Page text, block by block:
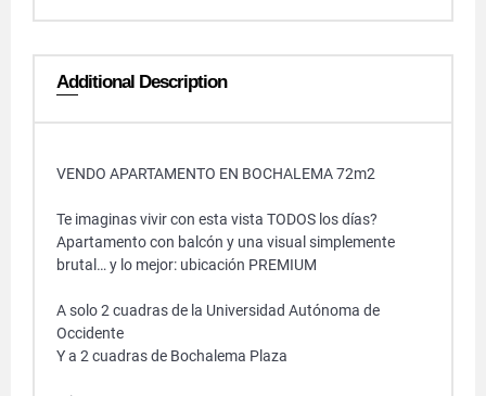
Additional Description
VENDO APARTAMENTO EN BOCHALEMA 72m2
Te imaginas vivir con esta vista TODOS los días?
Apartamento con balcón y una visual simplemente
brutal… y lo mejor: ubicación PREMIUM
A solo 2 cuadras de la Universidad Autónoma de
Occidente
Y a 2 cuadras de Bochalema Plaza